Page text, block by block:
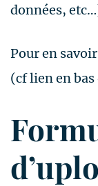
données,
Pour en
(cf lien en bas